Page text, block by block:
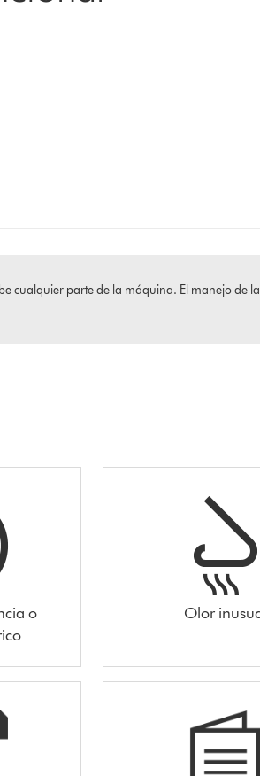
cualquier parte de la máquina. El manejo de
o
Olor